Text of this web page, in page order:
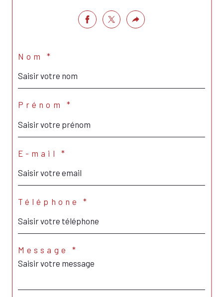
Nom *
Prénom *
E-mail *
Téléphone *
Message *